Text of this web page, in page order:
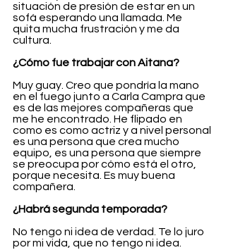
situación de presión de estar en un
sofá esperando una llamada. Me
quita mucha frustración y me da
cultura.
¿Cómo fue trabajar con Aitana?
Muy guay. Creo que pondría la mano
en el fuego junto a Carla Campra que
es de las mejores compañeras que
me he encontrado. He flipado en
como es como actriz y a nivel personal
es una persona que crea mucho
equipo, es una persona que siempre
se preocupa por cómo está el otro,
porque necesita. Es muy buena
compañera.
¿Habrá segunda temporada?
No tengo ni idea de verdad. Te lo juro
por mi vida, que no tengo ni idea.